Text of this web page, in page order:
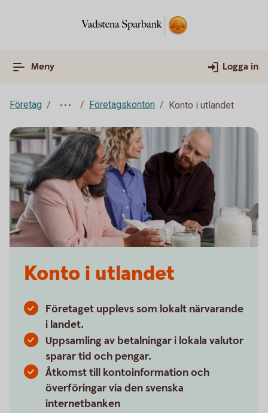
Meny Logga in
Företag Företagskonton Konto i utlandet
Konto i utlandet
Företaget upplevs som lokalt närvarande
i landet.
Uppsamling av betalningar i lokala valutor
sparar tid och pengar.
Åtkomst till kontoinformation och
överföringar via den svenska
internetbanken